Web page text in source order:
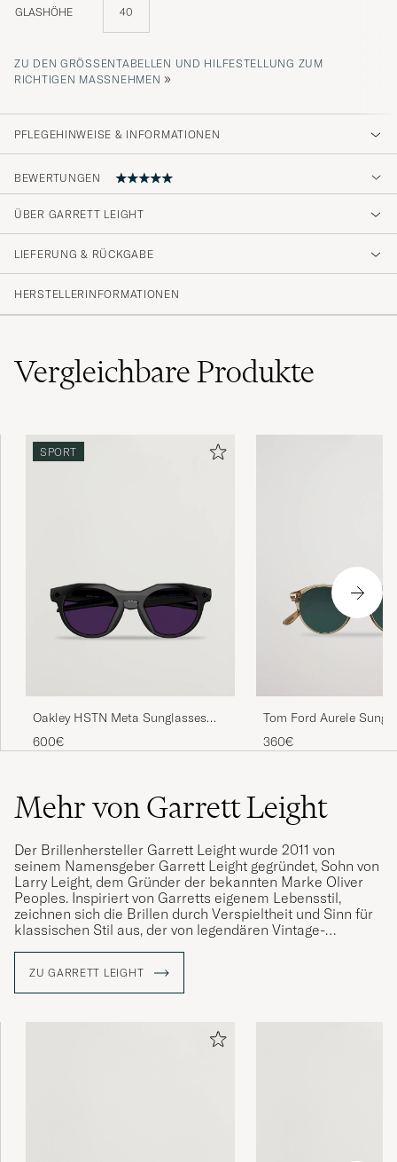
GLASHÖHE 40
ZU DEN GRÖSSENTABELLEN UND HILFESTELLUNG ZUM R
ICHTIGEN MASSNEHMEN
»
PFLEGEHINWEISE & INFORMATIONEN
BEWERTUNGEN
Nya favoriterna
VICENTE V GEKAUFT AM AUF CAREOFCARL.SE
ÜBER GARRETT LEIGHT
LIEFERUNG & RÜCKGABE
HERSTELLERINFORMATIONEN
VergleichbareProdukte
SPORT
Oakley HSTN Meta Sunglasses
Black
600€
Tom Ford Aurele
Beige/Blue
360€
Mehr von Garrett Leight
Der Brillenhersteller Garrett Leight wurde 2011 von
seinem Namensgeber Garrett Leight gegründet, Sohn von
Larry Leight, dem Gründer der bekannten Marke Oliver
Peoples. Inspiriert von Garretts eigenem Lebensstil,
zeichnen sich die Brillen durch Verspieltheit und Sinn für
klassischen Stil aus, der von legendären Vintage-
ZU GARRETT LEIGHT